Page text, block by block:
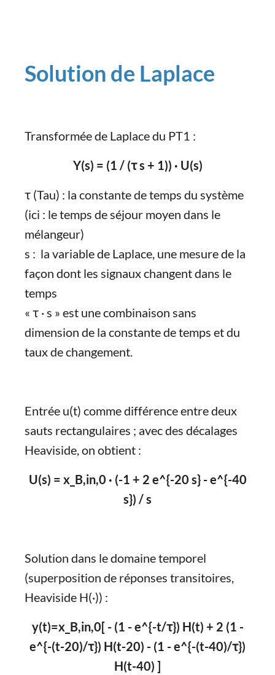
Solution de Laplace
Transformée de Laplace du PT1 :
Y(s) = (1 / (τ s + 1)) · U(s)
τ (Tau) : la constante de temps du système
(ici : le temps de séjour moyen dans le
mélangeur)
s : la variable de Laplace, une mesure de la
façon dont les signaux changent dans le
temps
« τ · s » est une combinaison sans
dimension de la constante de temps et du
taux de changement.
Entrée u(t) comme différence entre deux
sauts rectangulaires ; avec des décalages
Heaviside, on obtient :
U(s) = x_B,in,0 · (-1 + 2 e^{-20 s} - e^{-40
s}) / s
Solution dans le domaine temporel
(superposition de réponses transitoires,
Heaviside H(·)) :
y(t)=x_B,in,0[ - (1 - e^{-t/τ}) H(t) + 2 (1 -
e^{-(t-20)/τ}) H(t-20) - (1 - e^{-(t-40)/τ})
H(t-40) ]